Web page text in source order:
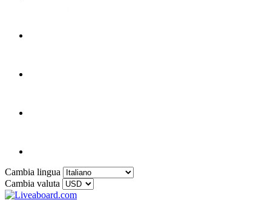
Cambia lingua
Cambia valuta